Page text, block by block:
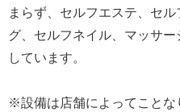
まらず、セルフエステ、セ
グ、セルフネイル、マッサ
しています。
※設備は店舗によってことな